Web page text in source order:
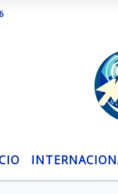
de Agosto de 2026 y son